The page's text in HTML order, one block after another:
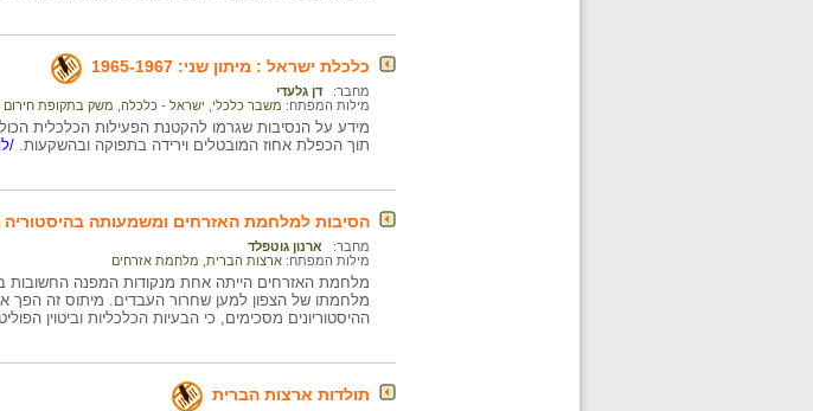
כלכלת ישראל : מיתון שני: 1965-1967
מחבר:
דן גלעדי
מילות המפתח: משבר כלכלי ישראל - כלכלה משק בתקופת חירום
מידע על הנסיבות שגרמו להקטנת הפעילות הכלכלית
תוך הכפלת אחוז המובטלים וירידה בתפוקה ובהשקעות. /
הסיבות למלחמת האזרחים ומשמעותה בהיסטוריה
מחבר:
ארנון גוטפלד
מילות המפתח: ארצות הברית מלחמת אזרחים
מלחמת האזרחים הייתה אחת מנקודות המפנה החשובות
מלחמתו של הצפון למען שחרור העבדים. מיתוס זה הפך
ההיסטוריונים מסכימים, כי הבעיות הכלכליות וביטוין
תולדות ארצות הברית